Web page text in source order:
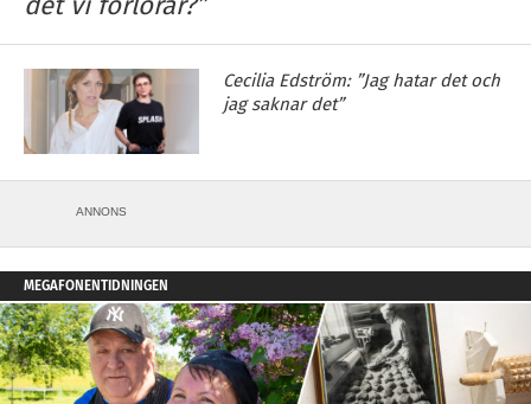
Cecilia Edström: ”Jag hatar det och
jag saknar det”
ANNONS
MEGAFONENTIDNINGEN